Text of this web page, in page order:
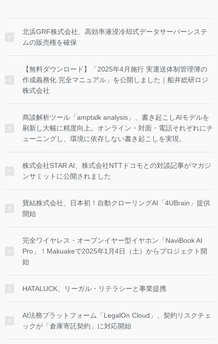
北浜GRF株式会社、高効率液浸冷却式データサーバーシステ
ムの販売権を確保
【無料ダウンロード】「2025年4月施行 実運送体制管理簿の
作成義務化 完全マニュアル」を公開しました｜船井総研ロジ
株式会社
商談解析ツール「amptalk analysis」、書き起こしAIモデルを
刷新し大幅に精度向上。オンライン・対面・電話それぞれにチ
ューニングし、環境に依存しない書き起こしを実現。
株式会社STAR AI、株式会社NTTドコモとの対談記事がマガジ
ンサミットに公開されました
寶結株式会社、日本初！自動クローリングAI「4UBrain」提供
開始
完全ワイヤレス・オープンイヤー型イヤホン「NaviBook AI
Pro」！Makuakeで2025年1月4日（土）からプロジェクト開
始
HATALUCK、リーガル・リテラシーと事業提携
AI法務プラットフォーム「LegalOn Cloud」、契約リスクチェ
ックが「倉庫寄託契約」に対応開始